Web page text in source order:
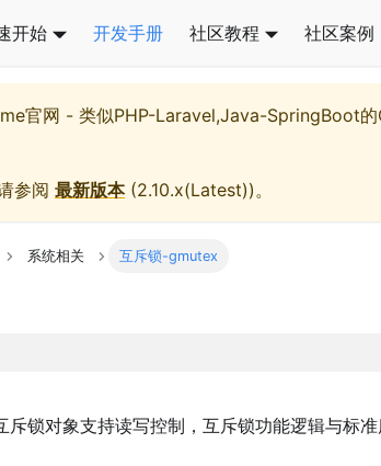
开始 开发手册 社区教程 社区案例
官网 - 类似PHP-Laravel,Java-SpringBoot的
参阅 最新版本(2.10.x(Latest))。
系统相关 互斥锁-gmutex
斥锁对象支持读写控制，互斥锁功能逻辑与标